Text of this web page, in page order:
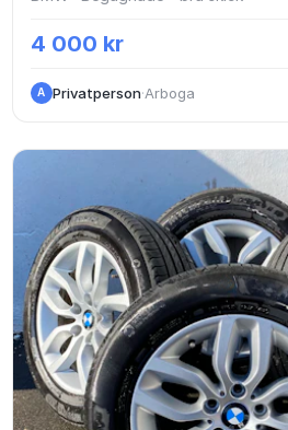
4 000 kr
A Privatperson·Arboga